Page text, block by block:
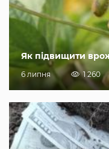
Як підвищити
6 липня 1 260